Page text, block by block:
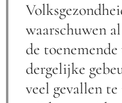
waarschuwen
de
dergelijke
veel gevallen